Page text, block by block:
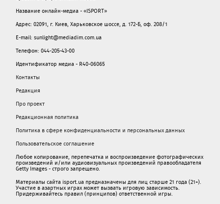
Название онлайн-медиа - «ISPORT»
Адрес: 02091, г. Киев, Харьковское шоссе, д. 172-Б, оф. 208/1
E-mail: sunlight@mediadim.com.ua
Телефон: 044-205-43-00
Идентификатор медиа - R40-06065
Контакты
Редакция
Про проект
Редакционная политика
Политика в сфере конфиденциальности и персональных данных
Пользовательское соглашение
Любое копирование, перепечатка и воспроизведение фотографических
произведений и/или аудиовизуальных произведений правообладателя
Getty Images - строго запрещено.
Материалы сайта isport.ua предназначены для лиц старше 21 года (21+).
Участие в азартных играх может вызвать игровую зависимость.
Придерживайтесь правил (принципов) ответственной игры.